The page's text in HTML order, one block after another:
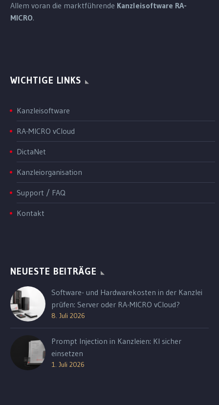
Allem voran die marktführende Kanzleisoftware RA-
MICRO.
WICHTIGE LINKS
Kanzleisoftware
RA-MICRO vCloud
DictaNet
Kanzleiorganisation
Support / FAQ
Kontakt
NEUESTE BEITRÄGE
Software- und Hardwarekosten in der Kanzlei
prüfen: Server oder RA-MICRO vCloud?
8. Juli 2026
Prompt Injection in Kanzleien: KI sicher
einsetzen
1. Juli 2026